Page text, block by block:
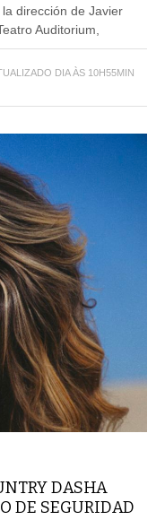
dirección de Javier
Auditorium,
DIA ÀS 10H55MIN
DASHA
DE SEGURIDAD